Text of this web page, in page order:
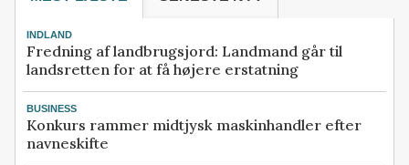
INDLAND
Fredning af landbrugsjord: Landmand går til
landsretten for at få højere erstatning
BUSINESS
Konkurs rammer midtjysk maskinhandler efter
navneskifte